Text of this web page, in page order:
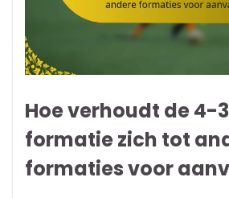
Hoe verhoudt de 4-
formatie zich tot
formaties voor